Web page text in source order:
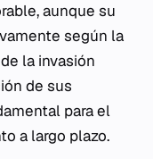
aunque su
según la
la invasión
de sus
para el
a largo plazo.